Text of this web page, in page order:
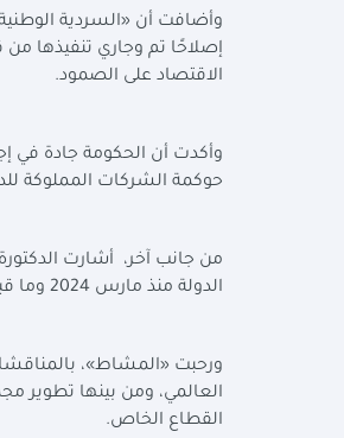
إصلاحًا تم وجاري تنفيذها من
الاقتصاد على الصمود.
وأكدت أن الحكومة جادة في
حوكمة الشركات المملوكة
من جانب آخر، أشارت
الدولة منذ مارس 2024 وما قبلها، كما أنه يؤكد التنسيق بين السياسات المالية والنقدية والتنموية من أجل استدامة الإصلاح.
العالمي، ومن بينها تطوير
القطاع الخاص.